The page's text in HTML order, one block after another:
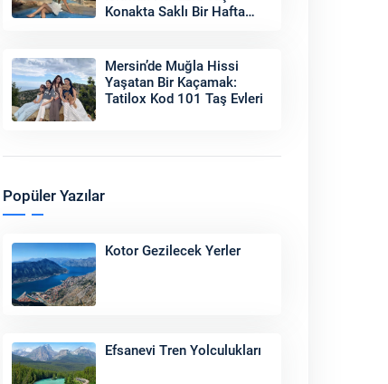
Konakta Saklı Bir Hafta
Mersin’de Muğla Hissi
Yaşatan Bir Kaçamak:
Tatilox Kod 101 Taş Evleri
Popüler Yazılar
Kotor Gezilecek Yerler
Efsanevi Tren Yolculukları